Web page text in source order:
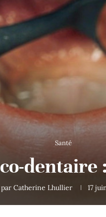
Santé
dentaire
par Catherine Lhullier 17